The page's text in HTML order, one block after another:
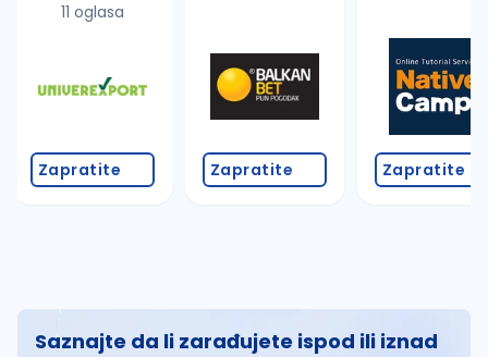
11 oglasa
Zapratite Zapratite Zapratite
Saznajte da li zarađujete ispod ili iznad